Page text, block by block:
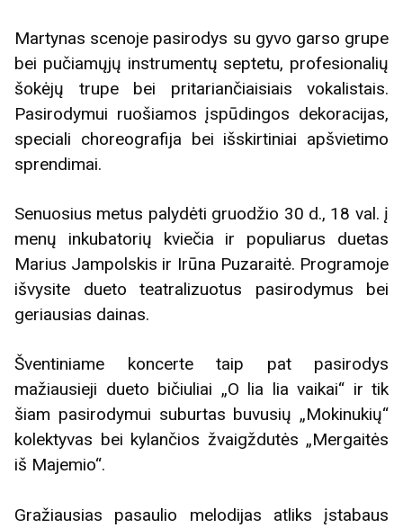
Martynas scenoje pasirodys su gyvo garso grupe
bei pučiamųjų instrumentų septetu, profesionalių
šokėjų trupe bei pritariančiaisiais vokalistais.
Pasirodymui ruošiamos įspūdingos dekoracijas,
speciali choreografija bei išskirtiniai apšvietimo
sprendimai.
Senuosius metus palydėti gruodžio 30 d., 18 val. į
menų inkubatorių kviečia ir populiarus duetas
Marius Jampolskis ir Irūna Puzaraitė. Programoje
išvysite dueto teatralizuotus pasirodymus bei
geriausias dainas.
Šventiniame koncerte taip pat pasirodys
mažiausieji dueto bičiuliai „O lia lia vaikai“ ir tik
šiam pasirodymui suburtas buvusių „Mokinukių“
kolektyvas bei kylančios žvaigždutės „Mergaitės
iš Majemio“.
Gražiausias pasaulio melodijas atliks įstabaus